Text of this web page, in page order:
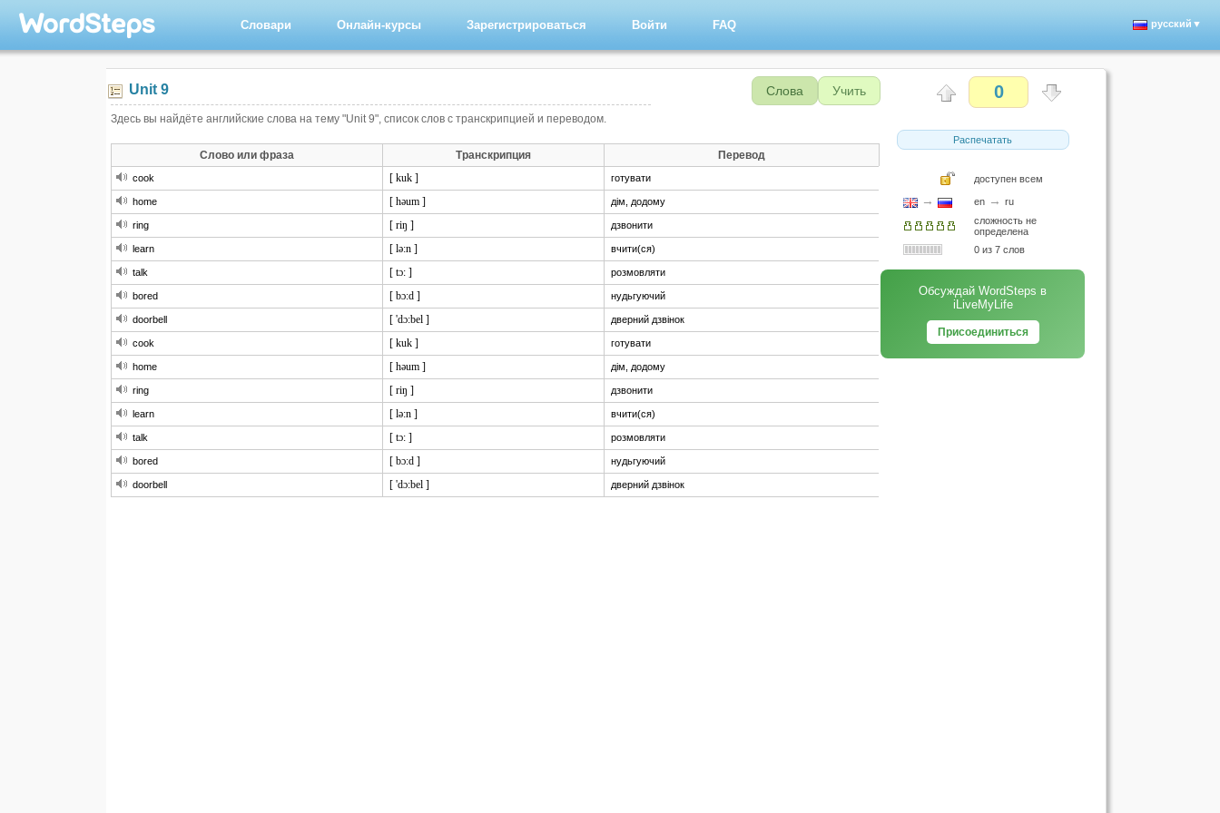
Словари Онлайн-курсы Зарегистрироваться Войти FAQ русский▼
Unit 9 Слова Учить
Здесь вы найдёте английские слова на тему "Unit 9", список слов с транскрипцией и переводом.
Слово или фраза Транскрипция Перевод
cook [ kuk ] готувати
home [ həum ] дім, додому
ring [ riŋ ] дзвонити
learn [ lə:n ] вчити(ся)
talk [ tɔ: ] розмовляти
bored [ bɔ:d ] нудьгуючий
doorbell [ 'dɔ:bel ] дверний дзвінок
cook [ kuk ] готувати
home [ həum ] дім, додому
ring [ riŋ ] дзвонити
learn [ lə:n ] вчити(ся)
talk [ tɔ: ] розмовляти
bored [ bɔ:d ] нудьгуючий
doorbell [ 'dɔ:bel ] дверний дзвінок
0
Распечатать
доступен всем
→ en → ru
сложность не
определена
0 из 7 слов
Обсуждай WordSteps в
iLiveMyLife
Присоединиться